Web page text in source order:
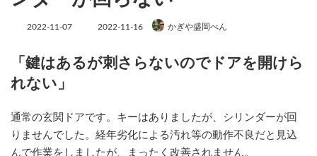
2022-11-07
最
新
日
2022-11-16 かぎや盛岡べん
「鍵はあるが刺さらないのでドアを開けら
れない」
通常の玄関ドアです。キーはありましたが、シリンダーが回
りませんでした。経年劣化による汚れ等の動作不良だと見込
んで作業をしましたが、まったく改善されません。